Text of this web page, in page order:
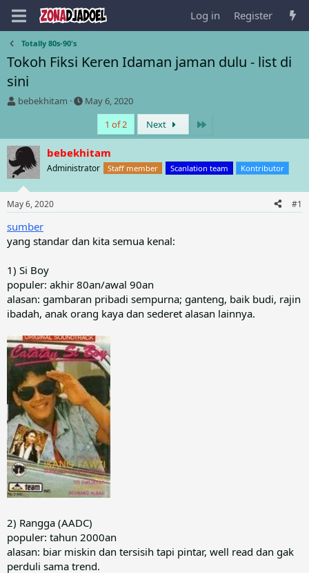
Log in Register
Totally 80s-90's
Tokoh Fiksi Keren Idaman jaman dulu - list di
sini
T
e
a
d
s
t
a
r
t
e
r
bebekhitam
S
r
t
a
May 6, 2020
1 of 2
Next
bebekhitam
Administrator Staff member Scanlation team Kontributor
May 6, 2020 #1
sumber
yang standar dan kita semua kenal:
1) Si Boy
populer: akhir 80an/awal 90an
alasan: gambaran pribadi sempurna; ganteng, baik budi, rajin
ibadah, anak orang kaya dan sederet alasan lainnya.
2) Rangga (AADC)
populer: tahun 2000an
alasan: biar miskin dan tersisih tapi pintar, well read dan gak
perduli sama trend.